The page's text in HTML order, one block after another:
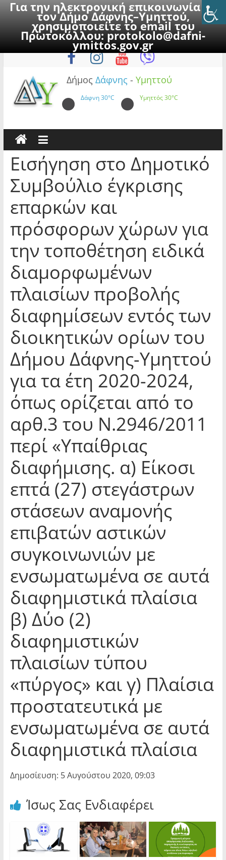
Για την ηλεκτρονική επικοινωνία με
τον Δήμο Δάφνης–Υμηττού,
χρησιμοποιείτε το email του
Πρωτοκόλλου:protokolo@dafni-
ymittos.gov.gr
to
Πέμπτη, 6 Αυγούστου 2026
Δήμος Δάφνης - Υμηττού
Δάφνη30°C Υμηττός30°C
Εισήγηση στο Δημοτικό
Συμβούλιο έγκρισης
επαρκών και
πρόσφορων χώρων για
την τοποθέτηση ειδικά
διαμορφωμένων
πλαισίων προβολής
διαφημίσεων εντός των
διοικητικών ορίων του
Δήμου Δάφνης-Υμηττού
για τα έτη 2020-2024,
όπως ορίζεται από το
αρθ.3 του Ν.2946/2011
περί «Υπαίθριας
διαφήμισης. α) Είκοσι
επτά (27) στεγάστρων
στάσεων αναμονής
επιβατών αστικών
συγκοινωνιών με
ενσωματωμένα σε αυτά
διαφημιστικά πλαίσια
β) Δύο (2)
διαφημιστικών
πλαισίων τύπου
«πύργος» και γ) Πλαίσια
προστατευτικά με
ενσωματωμένα σε αυτά
διαφημιστικά πλαίσια
Δημοσίευση: 5 Αυγούστου 2020, 09:03
Ίσως Σας Ενδιαφέρει